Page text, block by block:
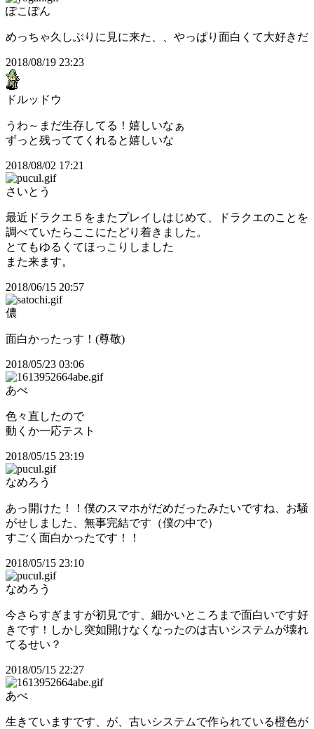
ぽこぽん
めっちゃ久しぶりに見に来た、、やっぱり面白くて大好きだ
2018/08/19 23:23
ドルッドウ
うわ～まだ生存してる！嬉しいなぁ
ずっと残っててくれると嬉しいな
2018/08/02 17:21
さいとう
最近ドラクエ５をまたプレイしはじめて、ドラクエのことを
調べていたらここにたどり着きました。
とてもゆるくてほっこりしました
また来ます。
2018/06/15 20:57
儂
面白かったっす！(尊敬)
2018/05/23 03:06
あべ
色々直したので
動くか一応テスト
2018/05/15 23:19
なめろう
あっ開けた！！僕のスマホがだめだったみたいですね、お騒
がせしました、無事完結です（僕の中で）
すごく面白かったです！！
2018/05/15 23:10
なめろう
今さらすぎますが初見です、細かいところまで面白いです好
きです！しかし突如開けなくなったのは古いシステムが壊れ
てるせい？
2018/05/15 22:27
あべ
生きていますです、が、古いシステムで作られている橙色が